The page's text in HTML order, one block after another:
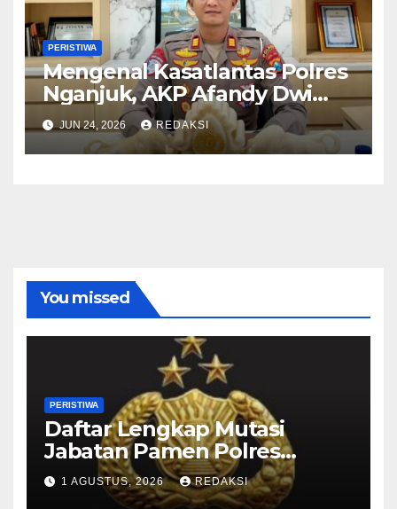
PERISTIWA
Mengenal Kasatlantas Polres
Nganjuk, AKP Afandy Dwi
Takdir
JUN 24, 2026 REDAKSI
You missed
PERISTIWA
Daftar Lengkap Mutasi
Jabatan Pamen Polres
Jajaran Polda Jatim 2026
1 AGUSTUS, 2026 REDAKSI